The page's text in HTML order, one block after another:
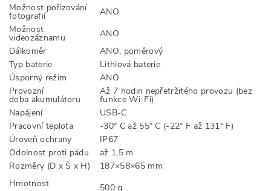
Možnost pořizování
fotografií
ANO
Možnost
videozáznamu
ANO
Dálkoměr
ANO, poměrový
Typ baterie
Lithiová baterie
Úsporný režim
ANO
Provozní
doba akumulátoru
Až 7 hodin nepřetržitého provozu (bez
funkce Wi-Fi)
Napájení
USB-C
Pracovní teplota
-30° C až 55° C (-22° F až 131° F)
Úroveň ochrany
IP67
Odolnost proti pádu
až 1,5 m
Rozměry (D x Š x H)
187×58×65 mm
Hmotnost
500 g